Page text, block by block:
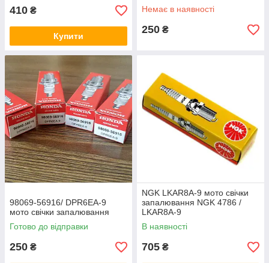
410 ₴
Купити
Немає в наявності
250 ₴
98069-56916/ DPR6EA-9
мото свічки запалювання
Готово до відправки
250 ₴
NGK LKAR8A-9 мото свічки
запалювання NGK 4786 /
LKAR8A-9
В наявності
705 ₴